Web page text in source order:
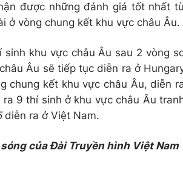
được những đánh giá tốt nhất
ở vòng chung kết khu vực châu Âu.
khu vực châu Âu sau 2 vòng
Âu sẽ tiếp tục diễn ra ở
chung kết khu vực châu Âu, diễn
9 thí sinh ở khu vực châu Âu
diễn ra ở Việt Nam.
của Đài Truyền hình Việt Nam